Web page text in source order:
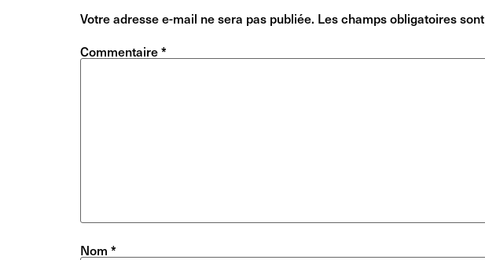
Votre adresse e-mail ne sera pas publiée. Les champs obligatoires
Commentaire*
Nom *